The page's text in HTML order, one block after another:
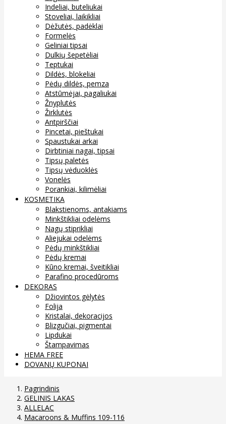
Indeliai, buteliukai
Stoveliai, laikikliai
Dėžutės, padėklai
Formelės
Geliniai tipsai
Dulkių šepetėliai
Teptukai
Dildės, blokeliai
Pėdų dildės, pemza
Atstūmėjai, pagaliukai
Žnyplutės
Žirklutės
Antpirščiai
Pincetai, pieštukai
Spaustukai arkai
Dirbtiniai nagai, tipsai
Tipsų paletės
Tipsų vėduoklės
Vonelės
Porankiai, kilimėliai
KOSMETIKA
Blakstienoms, antakiams
Minkštikliai odelėms
Nagų stiprikliai
Aliejukai odelėms
Pėdų minkštikliai
Pėdų kremai
Kūno kremai, šveitikliai
Parafino procedūroms
DEKORAS
Džiovintos gėlytės
Folija
Kristalai, dekoracijos
Blizgučiai, pigmentai
Lipdukai
Štampavimas
HEMA FREE
DOVANŲ KUPONAI
Pagrindinis
GELINIS LAKAS
ALLELAC
Macaroons & Muffins 109-116